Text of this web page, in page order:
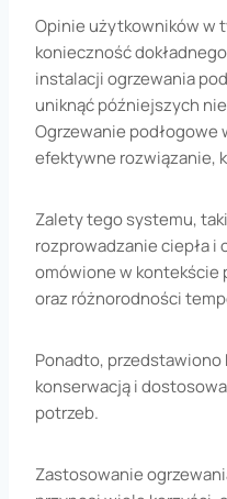
Opinie użytkowników w
konieczność
instalacji ogrzewania
uniknąć późniejszych
Ogrzewanie podłogowe
efektywne rozwiązanie,
Zalety tego systemu,
rozprowadzanie ciepła i
omówione w kontekście
oraz różnorodności
Ponadto,
konserwacją i
potrzeb.
Zastosowanie